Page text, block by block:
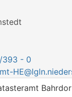
393 - 0